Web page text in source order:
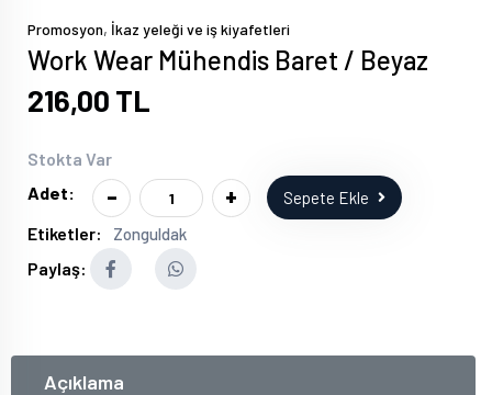
Promosyon, İkaz yeleği ve iş kiyafetleri
Work Wear Mühendis Baret / Beyaz
216,00 TL
Stokta Var
Adet:
- + Sepete Ekle
Etiketler: Zonguldak
Paylaş:
Açıklama